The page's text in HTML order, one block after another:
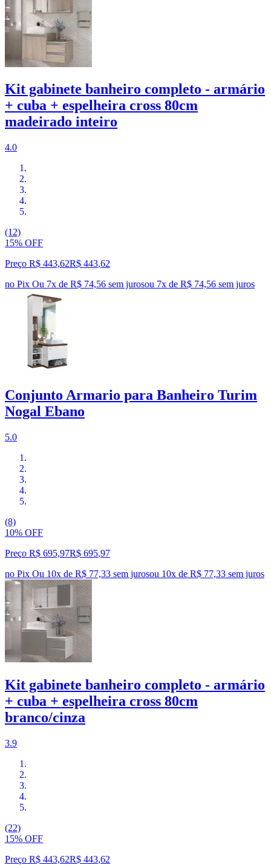
Kit gabinete banheiro completo - armário
+ cuba + espelheira cross 80cm
madeirado inteiro
4.0
(12)
15% OFF
Preço R$ 443,62R$ 443,62
no Pix Ou 7x de R$ 74,56 sem jurosou 7x de R$ 74,56 sem juros
Conjunto Armario para Banheiro Turim
Nogal Ebano
5.0
(8)
10% OFF
Preço R$ 695,97R$ 695,97
no Pix Ou 10x de R$ 77,33 sem jurosou 10x de R$ 77,33 sem juros
Kit gabinete banheiro completo - armário
+ cuba + espelheira cross 80cm
branco/cinza
3.9
(22)
15% OFF
Preço R$ 443,62R$ 443,62